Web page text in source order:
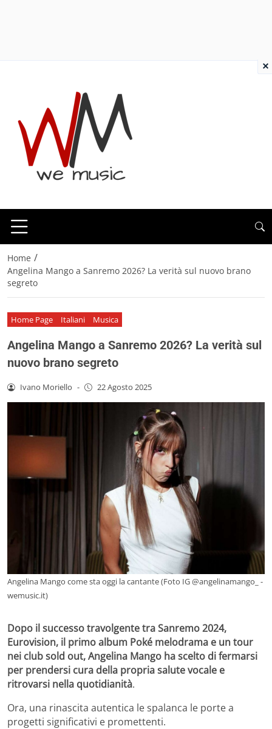
Home /
Angelina Mango a Sanremo 2026? La verità sul nuovo brano
segreto
Home Page Italiani Musica
Angelina Mango a Sanremo 2026? La verità sul
nuovo brano segreto
Ivano Moriello - 22 Agosto 2025
Angelina Mango come sta oggi la cantante (Foto IG @angelinamango_ -
wemusic.it)
Dopo il successo travolgente tra Sanremo 2024,
Eurovision, il primo album Poké melodrama e un tour
nei club sold out, Angelina Mango ha scelto di fermarsi
per prendersi cura della propria salute vocale e
ritrovarsi nella quotidianità.
Ora, una rinascita autentica le spalanca le porte a
progetti significativi e promettenti.
×